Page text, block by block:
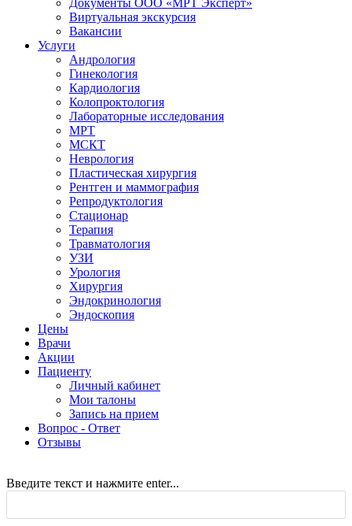
Документы ООО «МРТ Эксперт»
Виртуальная экскурсия
Вакансии
Услуги
Андрология
Гинекология
Кардиология
Колопроктология
Лабораторные исследования
МРТ
МСКТ
Неврология
Пластическая хирургия
Рентген и маммография
Репродуктология
Стационар
Терапия
Травматология
УЗИ
Урология
Хирургия
Эндокринология
Эндоскопия
Цены
Врачи
Акции
Пациенту
Личный кабинет
Мои талоны
Запись на прием
Вопрос - Ответ
Отзывы
Введите текст и нажмите enter...